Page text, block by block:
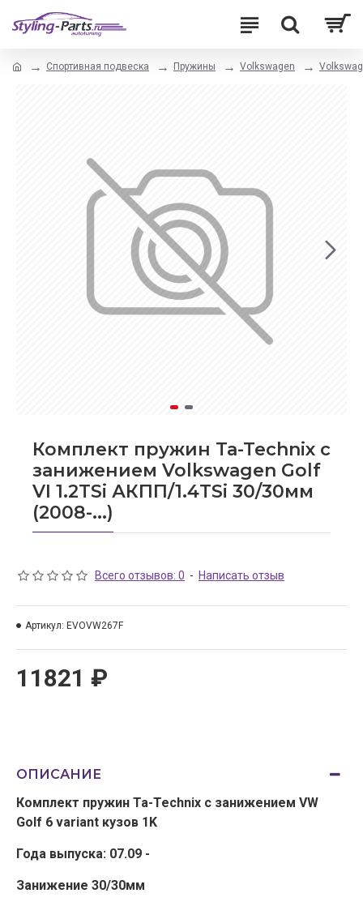
Спортивная подвеска Пружины Volkswagen
Комплект пружин Ta-Technix с
занижением Volkswagen Golf
VI 1.2TSi АКПП/1.4TSi 30/30мм
(2008-...)
Всего отзывов: 0 - Написать отзыв
11821 ₽
Артикул: EVOVW267F
ОПИСАНИЕ
Комплект пружин Ta-Technix с занижением VW
Golf 6 variant кузов 1K
Года выпуска: 07.09 -
Занижение 30/30мм